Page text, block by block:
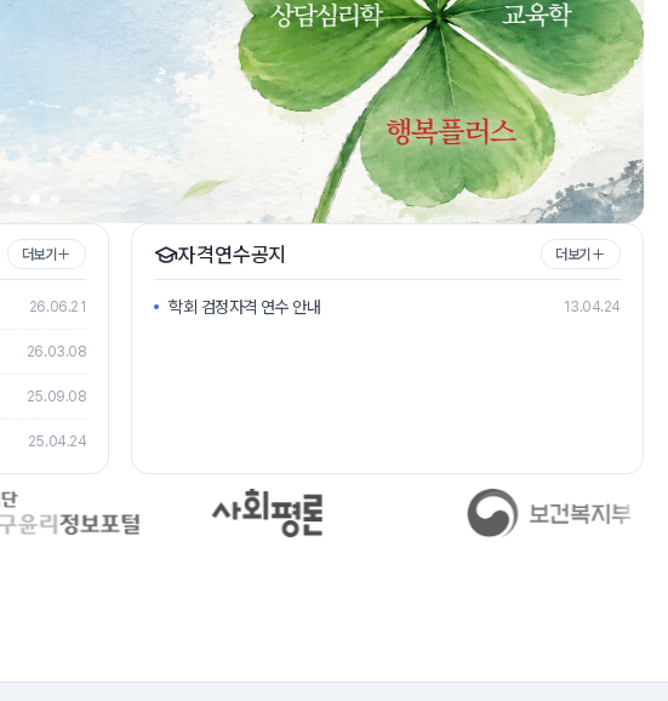
더보기
26.06.21
26.03.08
25.09.08
25.04.24
자격연수공지 더보기
학회 검정자격 연수 안내 13.04.24